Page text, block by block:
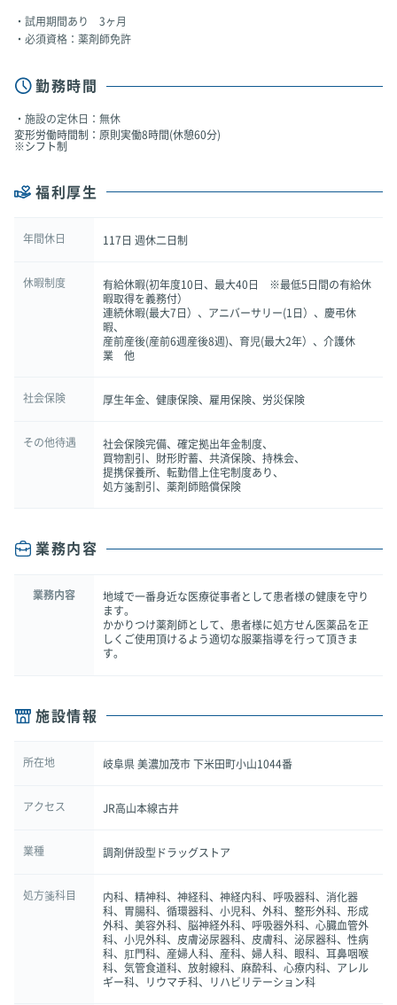
試用期間あり 3ヶ月
必須資格：薬剤師免許
勤務時間
施設の定休日：無休
変形労働時間制：原則実働8時間(休憩60分)
※シフト制
福利厚生
年間休日 117日 週休二日制
休暇制度
有給休暇(初年度10日、最大40日 ※最低5日間の有給休
暇取得を義務付）
連続休暇(最大7日）、アニバーサリー(1日）、慶弔休
暇、
産前産後(産前6週産後8週)、育児(最大2年）、介護休
業 他
社会保険 厚生年金、健康保険、雇用保険、労災保険
その他待遇
社会保険完備、確定拠出年金制度、
買物割引、財形貯蓄、共済保険、持株会、
提携保養所、転勤借上住宅制度あり、
処方箋割引、薬剤師賠償保険
業務内容
業務内容
地域で一番身近な医療従事者として患者様の健康を守り
ます。
かかりつけ薬剤師として、患者様に処方せん医薬品を正
しくご使用頂けるよう適切な服薬指導を行って頂きま
す。
施設情報
所在地 岐阜県 美濃加茂市 下米田町小山1044番
アクセス JR高山本線古井
業種 調剤併設型ドラッグストア
処方箋科目
内科、精神科、神経科、神経内科、呼吸器科、消化器
科、胃腸科、循環器科、小児科、外科、整形外科、形成
外科、美容外科、脳神経外科、呼吸器外科、心臓血管外
科、小児外科、皮膚泌尿器科、皮膚科、泌尿器科、性病
科、肛門科、産婦人科、産科、婦人科、眼科、耳鼻咽喉
科、気管食道科、放射線科、麻酔科、心療内科、アレル
ギー科、リウマチ科、リハビリテーション科